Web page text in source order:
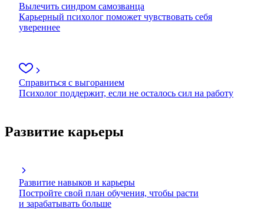
Вылечить синдром самозванца
Карьерный психолог поможет чувствовать себя
увереннее
Справиться с выгоранием
Психолог поддержит, если не осталось сил на работу
Развитие карьеры
Развитие навыков и карьеры
Постройте свой план обучения, чтобы расти
и зарабатывать больше